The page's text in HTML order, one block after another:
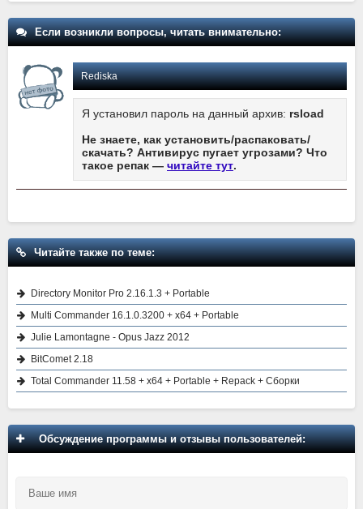
Если возникли вопросы, читать внимательно:
Rediska
Я установил пароль на данный архив: rsload
Не знаете, как установить/распаковать/
скачать? Антивирус пугает угрозами? Что
такое репак — читайте тут.
Читайте также по теме:
Directory Monitor Pro 2.16.1.3 + Portable
Multi Commander 16.1.0.3200 + x64 + Portable
Julie Lamontagne - Opus Jazz 2012
BitComet 2.18
Total Commander 11.58 + x64 + Portable + Repack + Сборки
Обсуждение программы и отзывы пользователей: